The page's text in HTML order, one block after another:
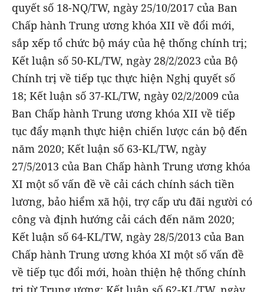
quyết số 18-NQ/TW, ngày 25/10/2017 của Ban
Chấp hành Trung ương khóa XII về đổi mới,
sắp xếp tổ chức bộ máy của hệ thống chính trị;
Kết luận số 50-KL/TW, ngày 28/2/2023 của Bộ
Chính trị về tiếp tục thực hiện Nghị quyết số
18; Kết luận số 37-KL/TW, ngày 02/2/2009 của
Ban Chấp hành Trung ương khóa XII về tiếp
tục đẩy mạnh thực hiện chiến lược cán bộ đến
năm 2020; Kết luận số 63-KL/TW, ngày
27/5/2013 của Ban Chấp hành Trung ương khóa
XI một số vấn đề về cải cách chính sách tiền
lương, bảo hiểm xã hội, trợ cấp ưu đãi người có
công và định hướng cải cách đến năm 2020;
Kết luận số 64-KL/TW, ngày 28/5/2013 của Ban
Chấp hành Trung ương khóa XI một số vấn đề
về tiếp tục đổi mới, hoàn thiện hệ thống chính